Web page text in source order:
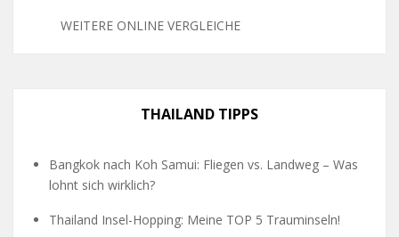
WEITERE ONLINE VERGLEICHE
THAILAND TIPPS
Bangkok nach Koh Samui: Fliegen vs. Landweg – Was
lohnt sich wirklich?
Thailand Insel-Hopping: Meine TOP 5 Trauminseln!